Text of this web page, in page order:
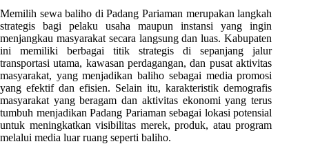
Memilih sewa baliho di Padang Pariaman merupakan langkah
strategis bagi pelaku usaha maupun instansi yang ingin
menjangkau masyarakat secara langsung dan luas. Kabupaten
ini memiliki berbagai titik strategis di sepanjang jalur
transportasi utama, kawasan perdagangan, dan pusat aktivitas
masyarakat, yang menjadikan baliho sebagai media promosi
yang efektif dan efisien. Selain itu, karakteristik demografis
masyarakat yang beragam dan aktivitas ekonomi yang terus
tumbuh menjadikan Padang Pariaman sebagai lokasi potensial
untuk meningkatkan visibilitas merek, produk, atau program
melalui media luar ruang seperti baliho.